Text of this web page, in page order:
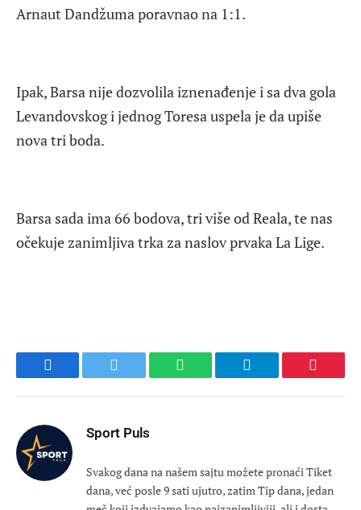
Arnaut Dandžuma poravnao na 1:1.
Ipak, Barsa nije dozvolila iznenađenje i sa dva gola
Levandovskog i jednog Toresa uspela je da upiše
nova tri boda.
Barsa sada ima 66 bodova, tri više od Reala, te nas
očekuje zanimljiva trka za naslov prvaka La Lige.
Facebook Twitter WhatsApp Telegram
Sport Puls
Svakog dana na našem sajtu možete pronaći Tiket
dana, već posle 9 sati ujutro, zatim Tip dana, jedan